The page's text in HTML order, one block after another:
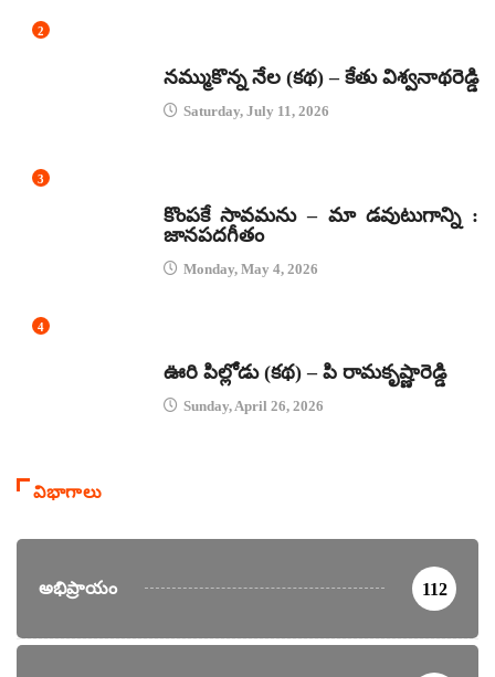
2
నమ్ముకొన్న నేల (కథ) – కేతు విశ్వనాథరెడ్డి
Saturday, July 11, 2026
3
కొంపకే సావమను – మా డవుటుగాన్ని :
జానపదగీతం
Monday, May 4, 2026
4
ఊరి పిల్లోడు (కథ) – పి రామకృష్ణారెడ్డి
Sunday, April 26, 2026
విభాగాలు
అభిప్రాయం 112